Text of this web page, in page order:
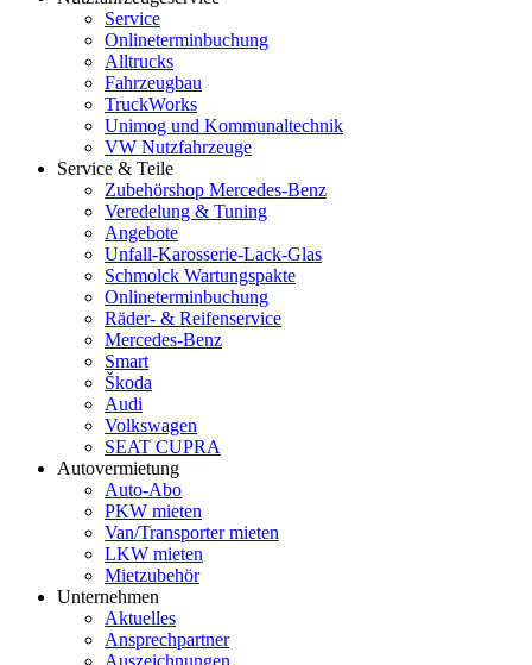
Service
Onlineterminbuchung
Alltrucks
Fahrzeugbau
TruckWorks
Unimog und Kommunaltechnik
VW Nutzfahrzeuge
Service & Teile
Zubehörshop Mercedes-Benz
Veredelung & Tuning
Angebote
Unfall-Karosserie-Lack-Glas
Schmolck Wartungspakte
Onlineterminbuchung
Räder- & Reifenservice
Mercedes-Benz
Smart
Škoda
Audi
Volkswagen
SEAT CUPRA
Autovermietung
Auto-Abo
PKW mieten
Van/Transporter mieten
LKW mieten
Mietzubehör
Unternehmen
Aktuelles
Ansprechpartner